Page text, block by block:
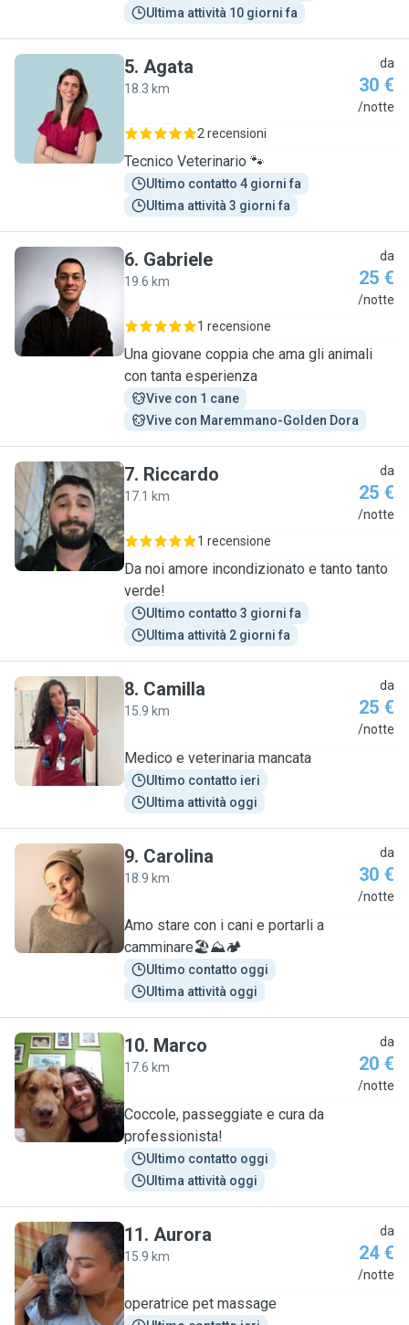
Ultima attività 10 giorni fa
A
5. Agata
18.3 km
da
30 €
/notte
2 recensioni
Tecnico Veterinario 🐾
Ultimo contatto 4 giorni fa
Ultima attività 3 giorni fa
G
6. Gabriele
19.6 km
da
25 €
/notte
1 recensione
Una giovane coppia che ama gli animali
con tanta esperienza
Vive con 1 cane
Vive con Maremmano-Golden Dora
R
7. Riccardo
17.1 km
da
25 €
/notte
1 recensione
Da noi amore incondizionato e tanto tanto
verde!
Ultimo contatto 3 giorni fa
Ultima attività 2 giorni fa
C
8. Camilla
15.9 km
da
25 €
/notte
Medico e veterinaria mancata
Ultimo contatto ieri
Ultima attività oggi
C
9. Carolina
18.9 km
da
30 €
/notte
Amo stare con i cani e portarli a
camminare🏖⛰🏕
Ultimo contatto oggi
Ultima attività oggi
M
10. Marco
17.6 km
da
20 €
/notte
Coccole, passeggiate e cura da
professionista!
Ultimo contatto oggi
Ultima attività oggi
A
11. Aurora
15.9 km
da
24 €
/notte
operatrice pet massage